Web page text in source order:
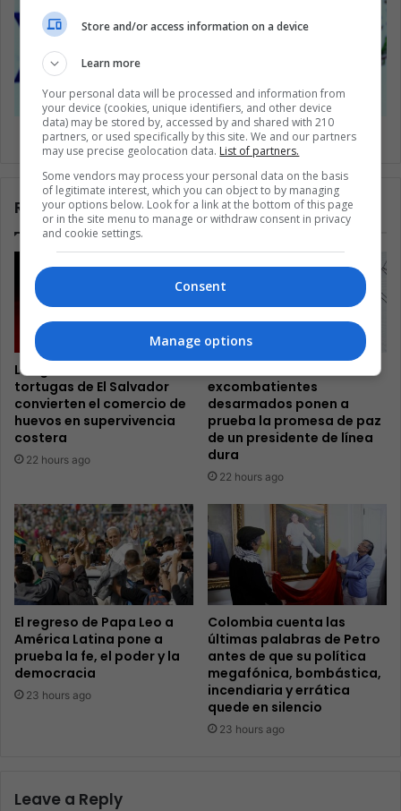
México: ¿cómo están sus alianzas comerciales?
Related Articles
Las guardianas de
tortugas de El Salvador
convierten el comercio de
huevos en supervivencia
costera
22 hours ago
excombatientes
desarmados ponen a
prueba la promesa de paz
de un presidente de línea
dura
22 hours ago
El regreso de Papa Leo a
América Latina pone a
prueba la fe, el poder y la
democracia
23 hours ago
Colombia cuenta las
últimas palabras de Petro
antes de que su política
megafónica, bombástica,
incendiaria y errática
quede en silencio
23 hours ago
Leave a Reply
Store and/or access information on a device
Learn more
Your personal data will be processed and information from
your device (cookies, unique identifiers, and other device
data) may be stored by, accessed by and shared with 210
partners, or used specifically by this site. We and our partners
may use precise geolocation data. List of partners.
Some vendors may process your personal data on the basis
of legitimate interest, which you can object to by managing
your options below. Look for a link at the bottom of this page
or in the site menu to manage or withdraw consent in privacy
and cookie settings.
Consent
Manage options